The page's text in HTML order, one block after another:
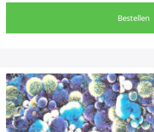
Bestellen